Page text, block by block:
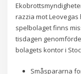
razzia mot Leovegas
spelbolaget finns
tisdagen
bolagets kontor i
Småspararna